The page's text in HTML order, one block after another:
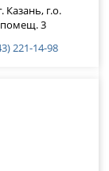
Казань, г.о.
помещ. 3
221-14-98